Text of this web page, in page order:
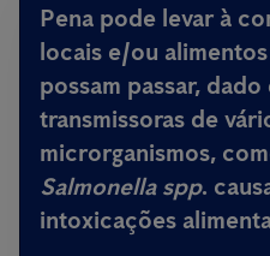
Pena pode levar à
locais e/ou
possam passar, dado
transmissoras de
microrganismos,
Salmonella spp.
intoxicações